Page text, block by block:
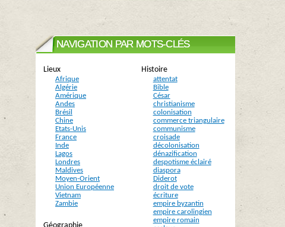
NAVIGATION PAR MOTS-CLÉS
Lieux
Afrique
Algérie
Amérique
Andes
Brésil
Chine
Etats-Unis
France
Inde
Lagos
Londres
Maldives
Moyen-Orient
Union Européenne
Vietnam
Zambie
Histoire
attentat
Bible
César
christianisme
colonisation
commerce triangulaire
communisme
croisade
décolonisation
dénazification
despotisme éclairé
diaspora
Diderot
droit de vote
écriture
empire byzantin
empire carolingien
empire romain